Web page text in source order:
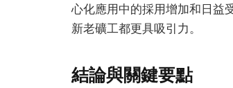
心化應用中的採用增加和日益
新老礦工都更具吸引力。
結論與關鍵要點